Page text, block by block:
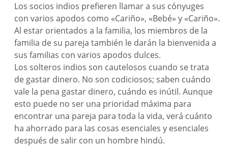
Los socios indios prefieren llamar a sus cónyuges
con varios apodos como «Cariño», «Bebé» y «Cariño».
Al estar orientados a la familia, los miembros de la
familia de su pareja también le darán la bienvenida a
sus familias con varios apodos dulces.
Los solteros indios son cautelosos cuando se trata
de gastar dinero. No son codiciosos; saben cuándo
vale la pena gastar dinero, cuándo es inútil. Aunque
esto puede no ser una prioridad máxima para
encontrar una pareja para toda la vida, verá cuánto
ha ahorrado para las cosas esenciales y esenciales
después de salir con un hombre hindú.